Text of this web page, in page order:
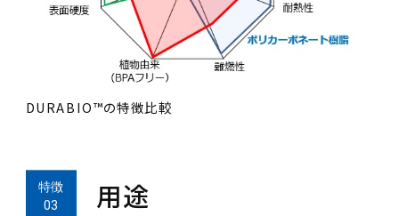
DURABIO™の特徴比較
用途